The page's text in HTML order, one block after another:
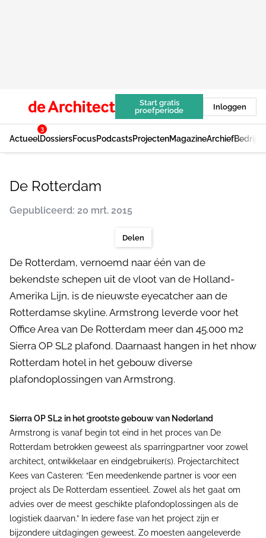
Start gratis
proefperiode
Inloggen
Actueel
3
DossiersFocusPodcastsProjectenMagazineArchief
De Rotterdam
Gepubliceerd: 20 mrt. 2015
Delen
De Rotterdam, vernoemd naar één van de
bekendste schepen uit de vloot van de Holland-
Amerika Lijn, is de nieuwste eyecatcher aan de
Rotterdamse skyline. Armstrong leverde voor het
Office Area van De Rotterdam meer dan 45.000 m2
Sierra OP SL2 plafond. Daarnaast hangen in het nhow
Rotterdam hotel in het gebouw diverse
plafondoplossingen van Armstrong.
Sierra OP SL2 in het grootste gebouw van Nederland
Armstrong is vanaf begin tot eind in het proces van De
Rotterdam betrokken geweest als sparringpartner voor zowel
architect, ontwikkelaar en eindgebruiker(s). Projectarchitect
Kees van Casteren: “Een meedenkende partner is voor een
project als De Rotterdam essentieel. Zowel als het gaat om
advies over de meest geschikte plafondoplossingen als de
logistiek daarvan.” In iedere fase van het project zijn er
bijzondere uitdagingen geweest. Zo moesten aangeleverde